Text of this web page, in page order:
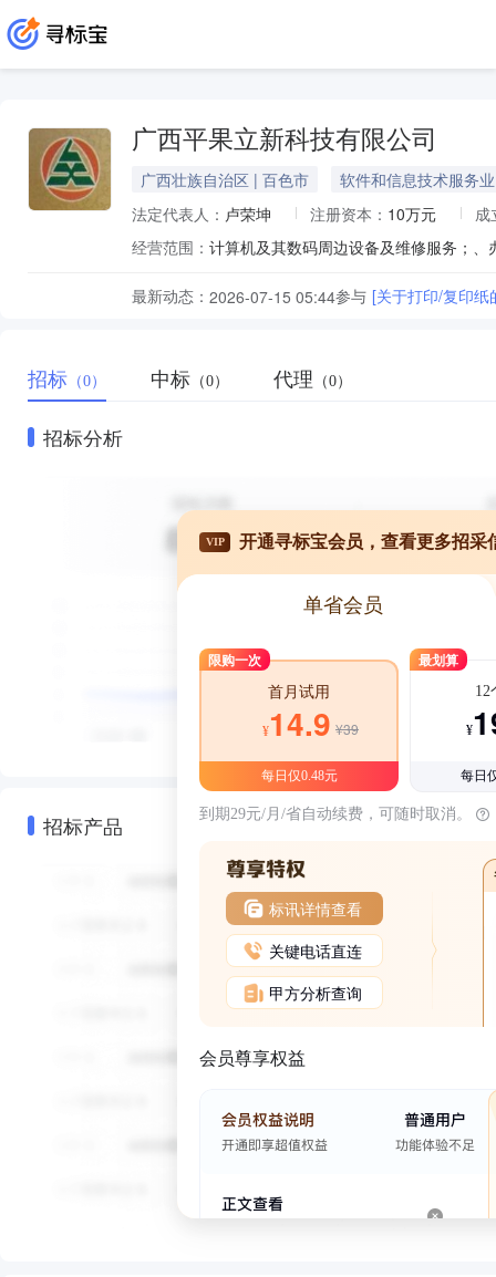
广西平果立新科技有限公司
广西壮族自治区 | 百色市
软件和信息技术服务业
法定代表人： 卢荣坤 注册资本： 10万元
成
经营范围： 计算机及其数码周边设备及维修服务；
最新动态： 2026-07-15 05:44参与 [关于打印/复印
招标 （0） 中标 （0） 代理 （0）
招标分析
招标产品
VIP 开通寻标宝会员，查看更多招采
单省会员
限购一次
首月试用
¥14.9 ¥39
每日仅0.48元
最划算
12
¥
每日
到期29元/月/省自动续费，可随时取消。
标讯详情查看
关键电话直连
甲方分析查询
会员尊享权益